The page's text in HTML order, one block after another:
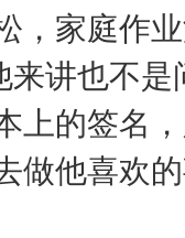
，家庭作
来讲也不
上的签名
做他喜欢